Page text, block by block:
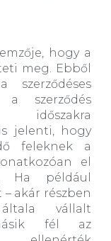
hogy a
meg. Ebből
szerződés
időszakra
jelenti, hogy
feleknek a
el
Ha például
akár részben
vállalt
fél az